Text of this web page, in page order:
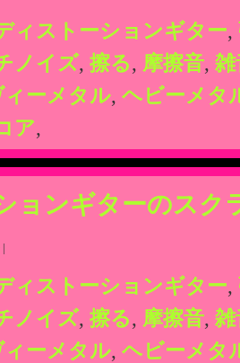
ィストーションギター,
ノイズ, 擦る, 摩擦音, 雑
ーメタル, ヘビーメタ
ア,
ョンギターのスク
ィストーションギター,
ノイズ, 擦る, 摩擦音, 雑
ーメタル, ヘビーメタ